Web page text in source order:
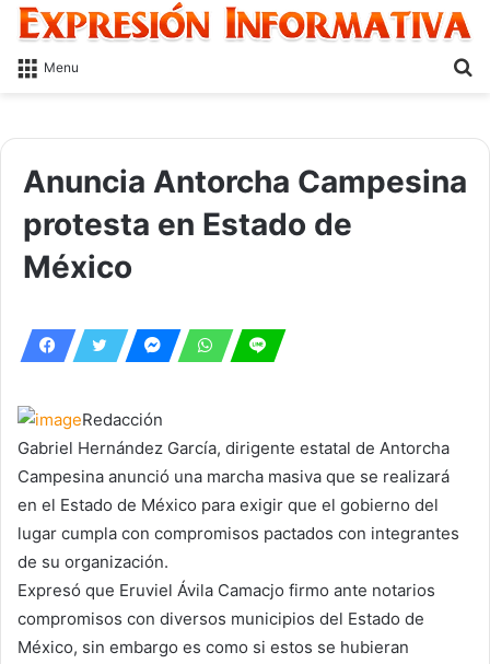
Menu
Anuncia Antorcha Campesina
protesta en Estado de
México
Redacción
Gabriel Hernández García, dirigente estatal de Antorcha
Campesina anunció una marcha masiva que se realizará
en el Estado de México para exigir que el gobierno del
lugar cumpla con compromisos pactados con integrantes
de su organización.
Expresó que Eruviel Ávila Camacjo firmo ante notarios
compromisos con diversos municipios del Estado de
México, sin embargo es como si estos se hubieran